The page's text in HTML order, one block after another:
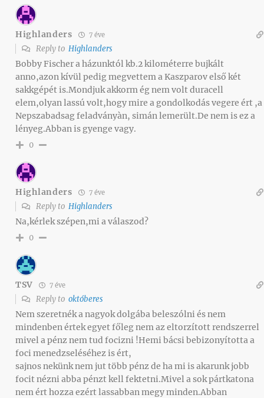
Highlanders 7 éve
Reply to Highlanders
Bobby Fischer a házunktól kb.2 kilométerre bujkált
anno,azon kívül pedig megvettem a Kaszparov első két
sakkgépét is.Mondjuk akkorm ég nem volt duracell
elem,olyan lassú volt,hogy mire a gondolkodás vegere ért ,a
Nepszabadsag feladványàn, simán lemerült.De nem is ez a
lényeg.Abban is gyenge vagy.
0
Highlanders 7 éve
Reply to Highlanders
Na,kérlek szépen,mi a válaszod?
0
TSV 7 éve
Reply to októberes
Nem szeretnék a nagyok dolgába beleszólni és nem
mindenben értek egyet főleg nem az eltorzított rendszerrel
mivel a pénz nem tud focizni !Hemi bácsi bebizonyította a
foci menedzseléséhez is ért,
sajnos nekünk nem jut több pénz de ha mi is akarunk jobb
focit nézni abba pénzt kell fektetni.Mivel a sok pártkatona
nem ért hozza ezért lassabban megy minden.Abban